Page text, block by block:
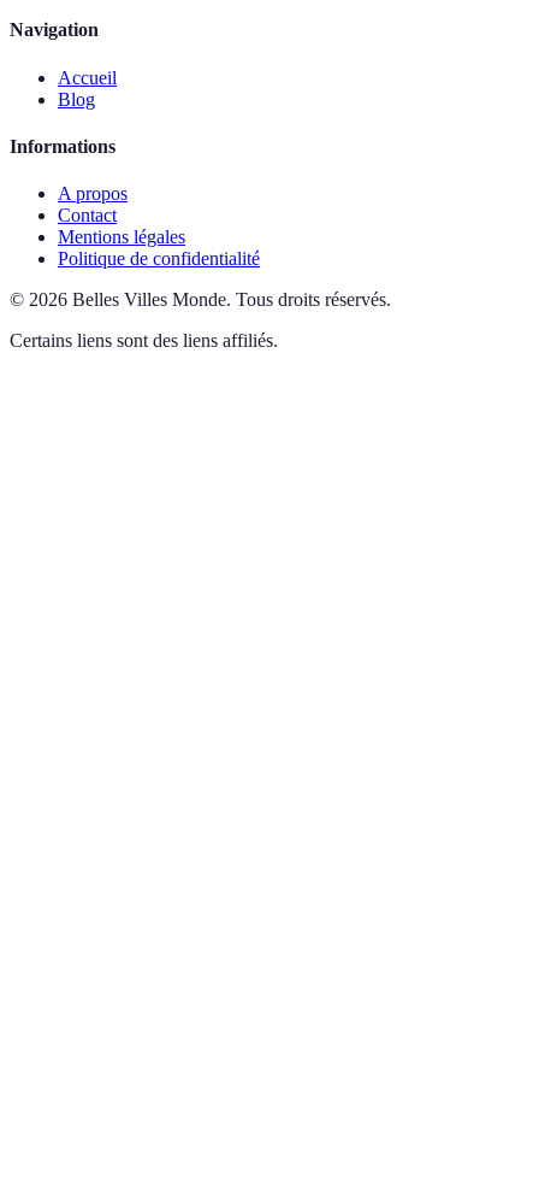
Navigation
Accueil
Blog
Informations
A propos
Contact
Mentions légales
Politique de confidentialité
© 2026 Belles Villes Monde. Tous droits réservés.
Certains liens sont des liens affiliés.